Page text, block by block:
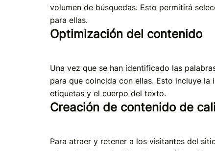
volumen de búsquedas. Esto permitirá
para ellas.
Optimización del contenido
Una vez que se han identificado las
para que coincida con ellas. Esto incluye
etiquetas y el cuerpo del texto.
Creación de contenido de
Para atraer y retener a los visitantes del